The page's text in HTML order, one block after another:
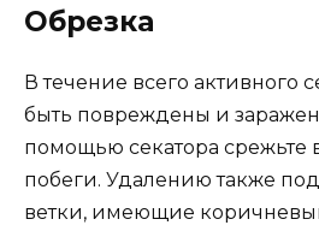
Обрезка
В течение всего активного
быть повреждены и
помощью секатора срежьте
побеги. Удалению также
ветки, имеющие